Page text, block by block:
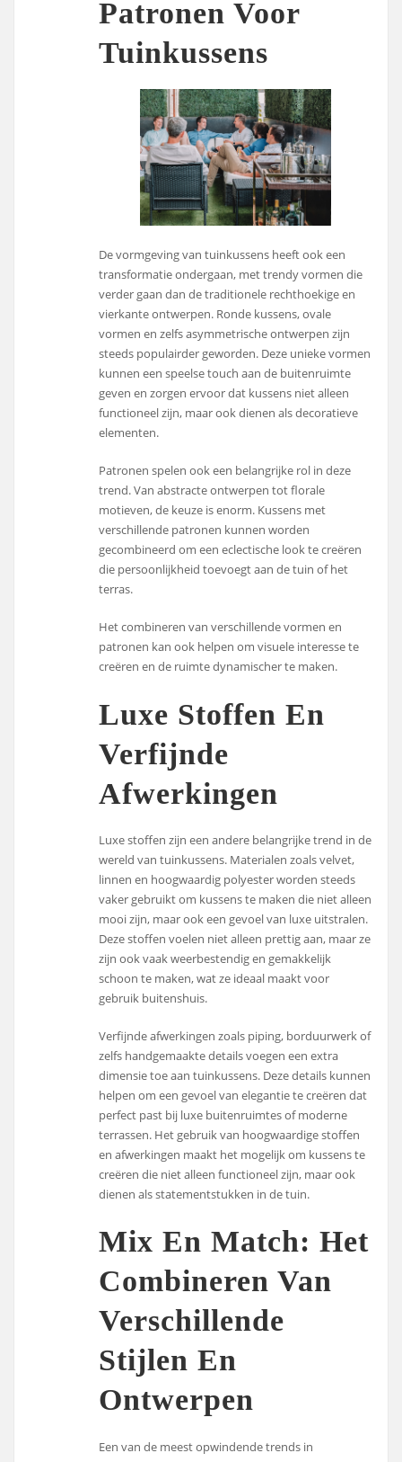
Patronen Voor
Tuinkussens
De vormgeving van tuinkussens heeft ook een
transformatie ondergaan, met trendy vormen die
verder gaan dan de traditionele rechthoekige en
vierkante ontwerpen. Ronde kussens, ovale
vormen en zelfs asymmetrische ontwerpen zijn
steeds populairder geworden. Deze unieke vormen
kunnen een speelse touch aan de buitenruimte
geven en zorgen ervoor dat kussens niet alleen
functioneel zijn, maar ook dienen als decoratieve
elementen.
Patronen spelen ook een belangrijke rol in deze
trend. Van abstracte ontwerpen tot florale
motieven, de keuze is enorm. Kussens met
verschillende patronen kunnen worden
gecombineerd om een eclectische look te creëren
die persoonlijkheid toevoegt aan de tuin of het
terras.
Het combineren van verschillende vormen en
patronen kan ook helpen om visuele interesse te
creëren en de ruimte dynamischer te maken.
Luxe Stoffen En
Verfijnde
Afwerkingen
Luxe stoffen zijn een andere belangrijke trend in de
wereld van tuinkussens. Materialen zoals velvet,
linnen en hoogwaardig polyester worden steeds
vaker gebruikt om kussens te maken die niet alleen
mooi zijn, maar ook een gevoel van luxe uitstralen.
Deze stoffen voelen niet alleen prettig aan, maar ze
zijn ook vaak weerbestendig en gemakkelijk
schoon te maken, wat ze ideaal maakt voor
gebruik buitenshuis.
Verfijnde afwerkingen zoals piping, borduurwerk of
zelfs handgemaakte details voegen een extra
dimensie toe aan tuinkussens. Deze details kunnen
helpen om een gevoel van elegantie te creëren dat
perfect past bij luxe buitenruimtes of moderne
terrassen. Het gebruik van hoogwaardige stoffen
en afwerkingen maakt het mogelijk om kussens te
creëren die niet alleen functioneel zijn, maar ook
dienen als statementstukken in de tuin.
Mix En Match: Het
Combineren Van
Verschillende
Stijlen En
Ontwerpen
Een van de meest opwindende trends in